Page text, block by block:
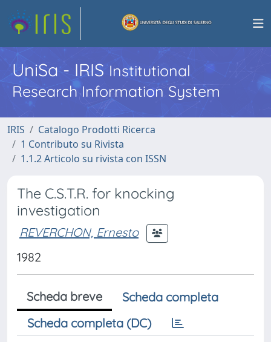
UniSa - IRISInstitutional
Research Information System
IRIS
Catalogo Prodotti Ricerca
1 Contributo su Rivista
1.1.2 Articolo su rivista con ISSN
The C.S.T.R. for knocking
investigation
REVERCHON, Ernesto
1982
Scheda breve
Scheda completa
Scheda completa (DC)